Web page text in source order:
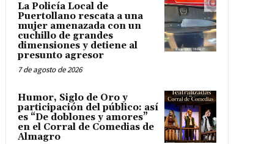
La Policía Local de
Puertollano rescata a una
mujer amenazada con un
cuchillo de grandes
dimensiones y detiene al
presunto agresor
7 de agosto de 2026
Humor, Siglo de Oro y
participación del público: así
es “De doblones y amores”
en el Corral de Comedias de
Almagro